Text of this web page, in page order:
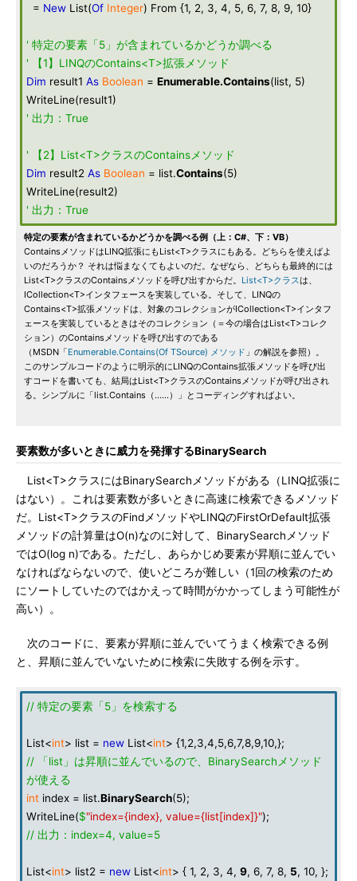
= New List(Of Integer) From {1, 2, 3, 4, 5, 6, 7, 8, 9, 10}
' 特定の要素「5」が含まれているかどうか調べる
' 【1】LINQのContains<T>拡張メソッド
Dim result1 As Boolean = Enumerable.Contains(list, 5)
WriteLine(result1)
' 出力：True
' 【2】List<T>クラスのContainsメソッド
Dim result2 As Boolean = list.Contains(5)
WriteLine(result2)
' 出力：True
特定の要素が含まれているかどうかを調べる例（上：C#、下：VB）
ContainsメソッドはLINQ拡張にもList<T>クラスにもある。どちらを使えばよ
いのだろうか？ それは悩まなくてもよいのだ。なぜなら、どちらも最終的には
List<T>クラスのContainsメソッドを呼び出すからだ。 List<T>クラスは、
ICollection<T>インタフェースを実装している。そして、LINQの
Contains<T>拡張メソッドは、対象のコレクションがICollection<T>インタフ
ェースを実装しているときはそのコレクション（＝今の場合はList<T>コレク
ション）のContainsメソッドを呼び出すのである
（MSDN「Enumerable.Contains(Of TSource) メソッド 」の解説を参照）。
このサンプルコードのように明示的にLINQのContains拡張メソッドを呼び出
すコードを書いても、結局はList<T>クラスのContainsメソッドが呼び出され
る。シンプルに「list.Contains（……）」とコーディングすればよい。
要素数が多いときに威力を発揮するBinarySearch
List<T>クラスにはBinarySearchメソッドがある（LINQ拡張に
はない）。これは要素数が多いときに高速に検索できるメソッド
だ。List<T>クラスのFindメソッドやLINQのFirstOrDefault拡張
メソッドの計算量はO(n)なのに対して、BinarySearchメソッド
ではO(log n)である。ただし、あらかじめ要素が昇順に並んでい
なければならないので、使いどころが難しい（1回の検索のため
にソートしていたのではかえって時間がかかってしまう可能性が
高い）。
次のコードに、要素が昇順に並んでいてうまく検索できる例
と、昇順に並んでいないために検索に失敗する例を示す。
// 特定の要素「5」を検索する
List<int> list = new List<int> {1,2,3,4,5,6,7,8,9,10,};
// 「list」は昇順に並んでいるので、BinarySearchメソッド
が使える
int index = list.BinarySearch(5);
WriteLine($"index={index}, value={list[index]}");
// 出力：index=4, value=5
List<int> list2 = new List<int> { 1, 2, 3, 4, 9, 6, 7, 8, 5, 10, };